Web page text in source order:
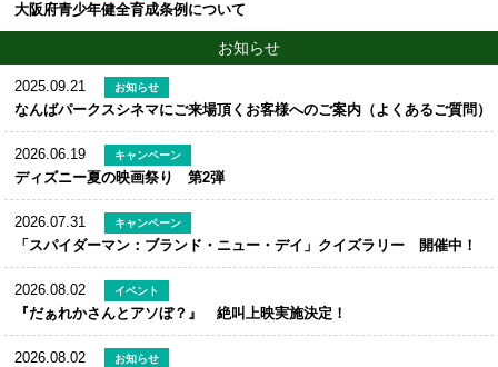
大阪府青少年健全育成条例について
お知らせ
2025.09.21 お知らせ
なんばパークスシネマにご来場頂くお客様へのご案内（よくあるご質問）
2026.06.19 キャンペーン
ディズニー夏の映画祭り 第2弾
2026.07.31 キャンペーン
「スパイダーマン：ブランド・ニュー・デイ」クイズラリー 開催中！
2026.08.02 イベント
『だぁれかさんとアソぼ？』 絶叫上映実施決定！
2026.08.02 お知らせ